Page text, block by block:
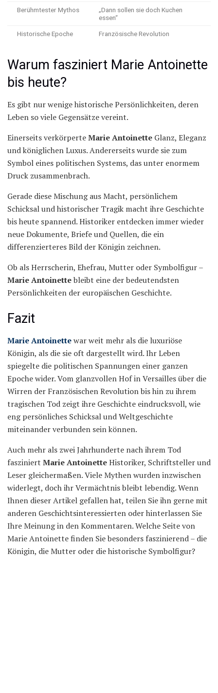
Berühmtester Mythos
„Dann sollen sie doch Kuchen
essen“
Historische Epoche Französische Revolution
Warum fasziniert Marie Antoinette
bis heute?
Es gibt nur wenige historische Persönlichkeiten, deren
Leben so viele Gegensätze vereint.
Einerseits verkörperteMarie Antoinette Glanz, Eleganz
und königlichen Luxus. Andererseits wurde sie zum
Symbol eines politischen Systems, das unter enormem
Druck zusammenbrach.
Gerade diese Mischung aus Macht, persönlichem
Schicksal und historischer Tragik macht ihre Geschichte
bis heute spannend. Historiker entdecken immer wieder
neue Dokumente, Briefe und Quellen, die ein
differenzierteres Bild der Königin zeichnen.
Ob als Herrscherin, Ehefrau, Mutter oder Symbolfigur –
Marie Antoinettebleibt eine der bedeutendsten
Persönlichkeiten der europäischen Geschichte.
Fazit
Marie Antoinettewar weit mehr als die luxuriöse
Königin, als die sie oft dargestellt wird. Ihr Leben
spiegelte die politischen Spannungen einer ganzen
Epoche wider. Vom glanzvollen Hof in Versailles über die
Wirren der Französischen Revolution bis hin zu ihrem
tragischen Tod zeigt ihre Geschichte eindrucksvoll, wie
eng persönliches Schicksal und Weltgeschichte
miteinander verbunden sein können.
Auch mehr als zwei Jahrhunderte nach ihrem Tod
fasziniert Marie AntoinetteHistoriker, Schriftsteller und
Leser gleichermaßen. Viele Mythen wurden inzwischen
widerlegt, doch ihr Vermächtnis bleibt lebendig. Wenn
Ihnen dieser Artikel gefallen hat, teilen Sie ihn gerne mit
anderen Geschichtsinteressierten oder hinterlassen Sie
Ihre Meinung in den Kommentaren. Welche Seite von
Marie Antoinette finden Sie besonders faszinierend – die
Königin, die Mutter oder die historische Symbolfigur?